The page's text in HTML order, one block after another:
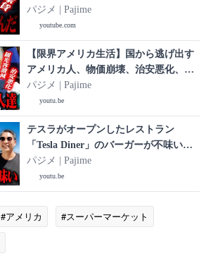
だ。スーパーの食材値段公開しちゃい
ます
パジメ | Pajime
youtube.com
【限界アメリカ生活】国から逃げ出す
アメリカ人、物価崩壊、治安悪化、観
光客激減、情報操作、借金地獄。毎日
がドラマティックすぎる
パジメ | Pajime
youtu.be
テスラがオープンしたレストラン
「Tesla Diner」のバーガーが不味いら
しい【アメリカ生活】
パジメ | Pajime
youtu.be
#アメリカ
#スーパーマーケット